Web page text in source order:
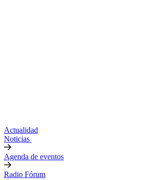
Actualidad
Noticias
Agenda de eventos
Radio Fórum